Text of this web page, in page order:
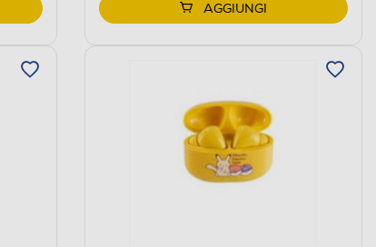
AGGIUNGI